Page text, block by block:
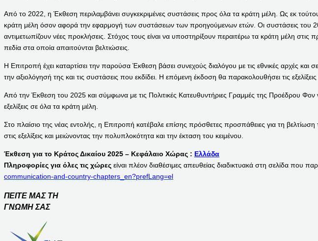
Από το 2022, η Έκθεση περιλαμβάνει συγκεκριμένες συστάσεις προς όλα τα κράτη μέλη. Ως εκ
κράτη μέλη όσον αφορά την εφαρμογή των συστάσεων των προηγούμενων ετών. Οι συστάσεις του
αντιμετωπίζουν νέες προκλήσεις. Στόχος τους είναι να υποστηρίξουν περαιτέρω τα κράτη μέλη
πεδία στα οποία απαιτούνται βελτιώσεις.
Η Επιτροπή έχει καταρτίσει την παρούσα Έκθεση βάσει συνεχούς διαλόγου με τις εθνικές αρχές
την αξιολόγησή της και τις συστάσεις που εκδίδει. Η επόμενη έκδοση θα παρακολουθήσει τις
Από την Έκθεση του 2025 και σύμφωνα με τις Πολιτικές Κατευθυντήριες Γραμμές της Προέδρου Φον
εξελίξεις σε όλα τα κράτη μέλη.
Στο πλαίσιο της νέας εντολής, η Επιτροπή κατέβαλε επίσης πρόσθετες προσπάθειες για τη
στις εξελίξεις και μειώνοντας την πολυπλοκότητα και την έκταση του κειμένου.
Έκθεση για το Κράτος Δικαίου 2025 – Κεφάλαιο Χώρας : Ελλάδα
Πληροφορίες για όλες τις χώρες είναι πλέον διαθέσιμες απευθείας διαδικτυακά στη σελίδα που
communication-and-country-chapters_en?prefLang=el
ΠΕΙΤΕ ΜΑΣ ΤΗ
ΓΝΩΜΗ ΣΑΣ